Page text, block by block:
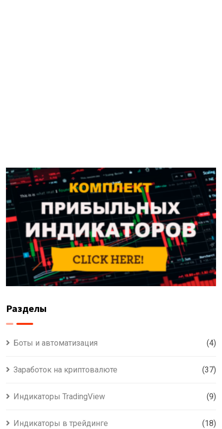
Разделы
Боты и автоматизация (4)
Заработок на криптовалюте (37)
Индикаторы TradingView (9)
Индикаторы в трейдинге (18)